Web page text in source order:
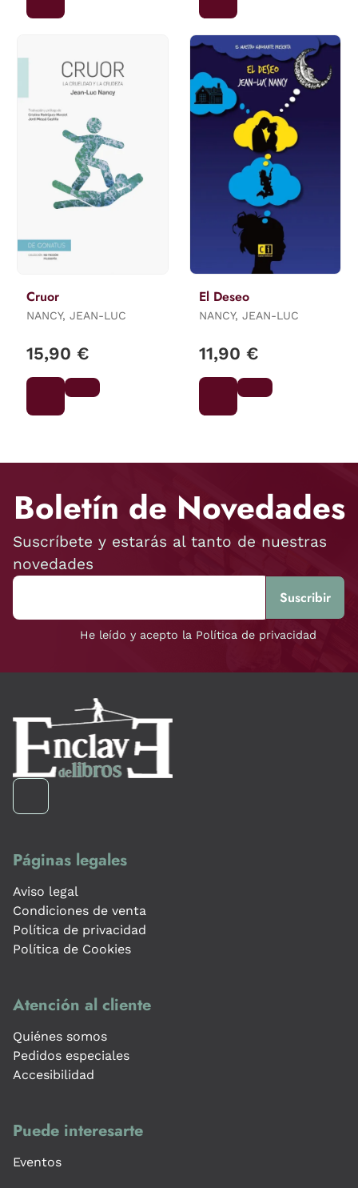
Cruor
NANCY, JEAN-LUC
15,90 €
El Deseo
NANCY, JEAN-LUC
11,90 €
Boletín de Novedades
Suscríbete y estarás al tanto de nuestras
novedades
He leído y acepto la Política de privacidad
Páginas legales
Aviso legal
Condiciones de venta
Política de privacidad
Política de Cookies
Atención al cliente
Quiénes somos
Pedidos especiales
Accesibilidad
Puede interesarte
Eventos